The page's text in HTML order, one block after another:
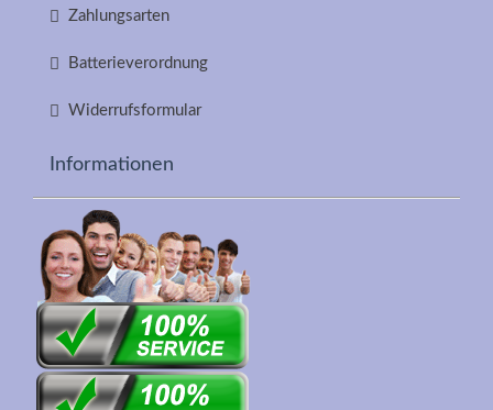
Zahlungsarten
Batterieverordnung
Widerrufsformular
Informationen